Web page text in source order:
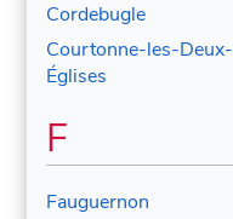
Cordebugle
Courtonne-les-Deux-
Églises
F
Fauguernon